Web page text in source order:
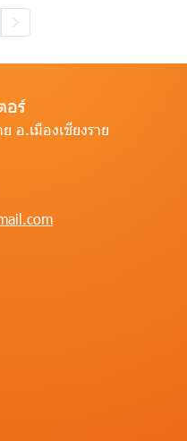
อร์
อ.เมืองเชียงราย